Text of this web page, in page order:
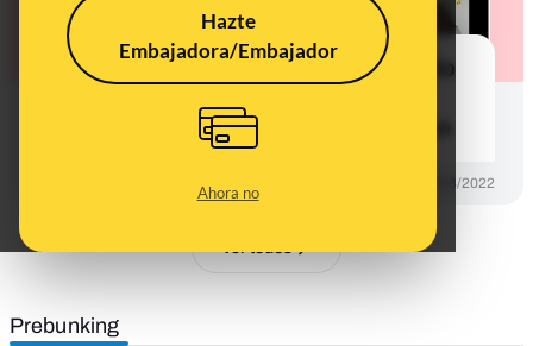
Hazte
Embajadora/Embajador
Ahora no
No, Unidas Podemos no ha sugerido
machistas’: es un contenido satírico
02/08/2022
Ver todos
Prebunking